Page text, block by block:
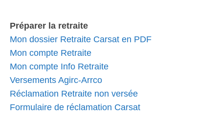
Préparer la retraite
Mon dossier Retraite Carsat en PDF
Mon compte Retraite
Mon compte Info Retraite
Versements Agirc-Arrco
Réclamation Retraite non versée
Formulaire de réclamation Carsat